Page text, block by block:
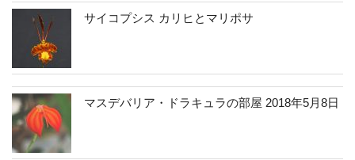
サイコプシス カリヒとマリポサ
マスデバリア・ドラキュラの部屋 2018年5月8日